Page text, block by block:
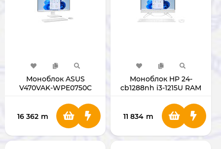
Моноблок ASUS
V470VAK-WPE0750C
SSD 512GB 27" WHITE
16 362 m
Моноблок HP 24-
cb1288nh i3-1215U RAM
WHITE B73TXEA
11 834 m